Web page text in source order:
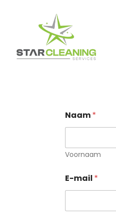
Naam*
Voornaam
E-mail *